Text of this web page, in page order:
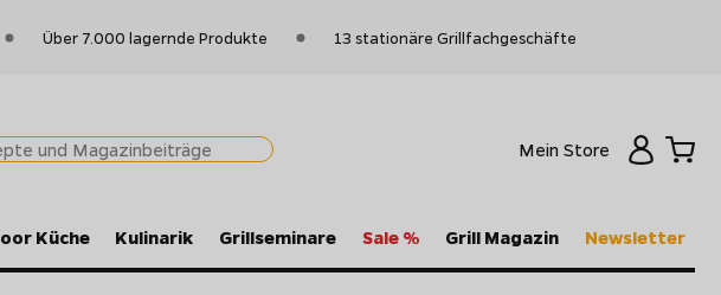
Über 7.000 lagernde Produkte 13 stationäre Grillfachgeschäfte
Mein Store
Küche Kulinarik Grillseminare Sale % Grill Magazin Newsletter